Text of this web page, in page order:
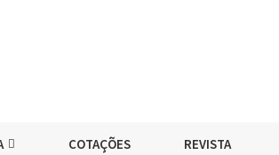
COTAÇÕES REVISTA